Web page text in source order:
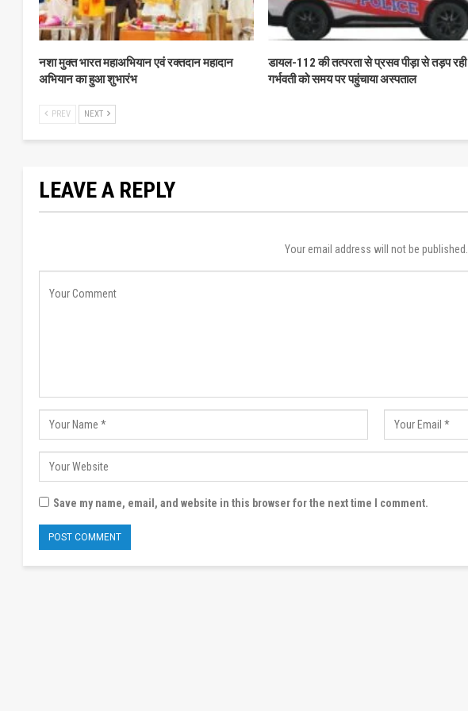
नशा मुक्त भारत महाअभियान एवं रक्तदान महादान
अभियान का हुआ शुभारंभ
डायल-112 की तत्परता से प्रसव पीड़ा से तड़प रही
गर्भवती को समय पर पहुंचाया अस्पताल
PREV NEXT
LEAVE A REPLY
Your email address will not be published.
Save my name, email, and website in this browser for the next time I comment.